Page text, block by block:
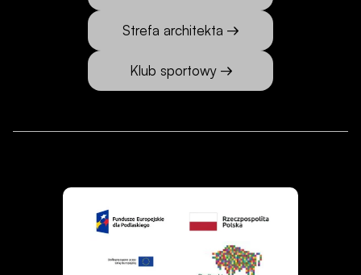
Strefa architekta
Klub sportowy